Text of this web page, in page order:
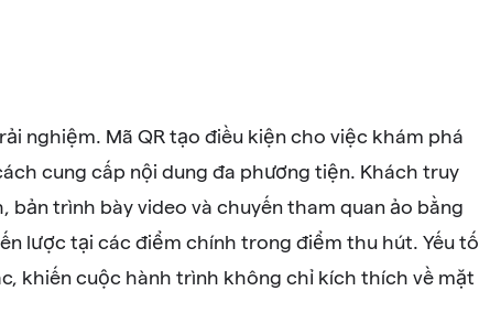
nghiệm. Mã QR tạo điều kiện cho việc khám phá
cung cấp nội dung đa phương tiện. Khách truy
trình bày video và chuyến tham quan ảo bằng
lược tại các điểm chính trong điểm thu hút. Yếu tố
khiến cuộc hành trình không chỉ kích thích về mặt